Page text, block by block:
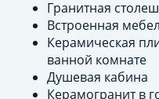
Гранитная
Встроенная
Керамическая
ванной комнате
Душевая кабина
Керамогранит в